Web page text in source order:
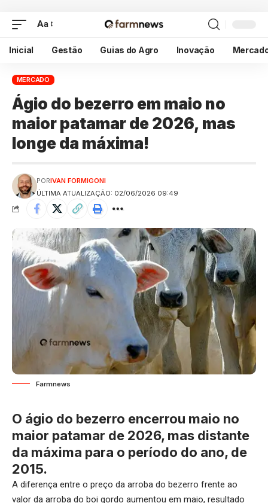
Aa
Inicial Gestão Guias do Agro Inovação
MERCADO
Ágio do bezerro em maio no
maior patamar de 2026, mas
longe da máxima!
ÚLTIMA ATUALIZAÇÃO: 02/06/2026 09:49
PORIVAN FORMIGONI
Farmnews
O ágio do bezerro encerrou maio no
maior patamar de 2026, mas distante
da máxima para o período do ano, de
2015.
A diferença entre o preço da arroba do bezerro frente ao
valor da arroba do boi gordo aumentou em maio, resultado